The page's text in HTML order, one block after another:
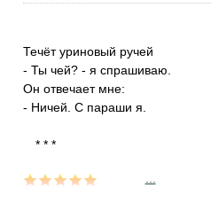
Течёт уриновый ручей
- Ты чей? - я спрашиваю.
Он отвечает мне:
- Ничей. С параши я.